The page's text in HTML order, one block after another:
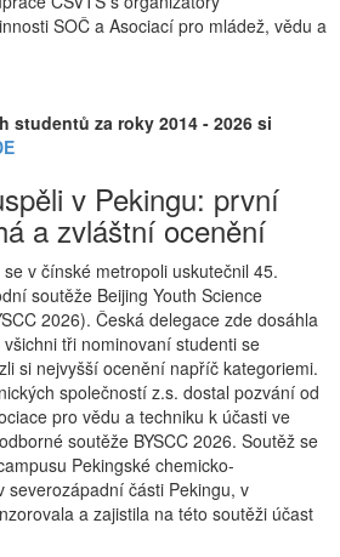
SOČ a Asociací pro mládež, vědu a
studentů za roky 2014 - 2026 si
v Pekingu: první
a zvláštní ocenění
v čínské metropoli uskutečnil 45.
soutěže Beijing Youth Science
2026). Česká delegace zde dosáhla
tři nominovaní studenti se
si nejvyšší ocenění napříč kategoriemi.
společností z.s. dostal pozvání od
pro vědu a techniku k účasti ve
soutěže BYSCC 2026. Soutěž se
Pekingské chemicko-
severozápadní části Pekingu, v
a zajistila na této soutěži účast